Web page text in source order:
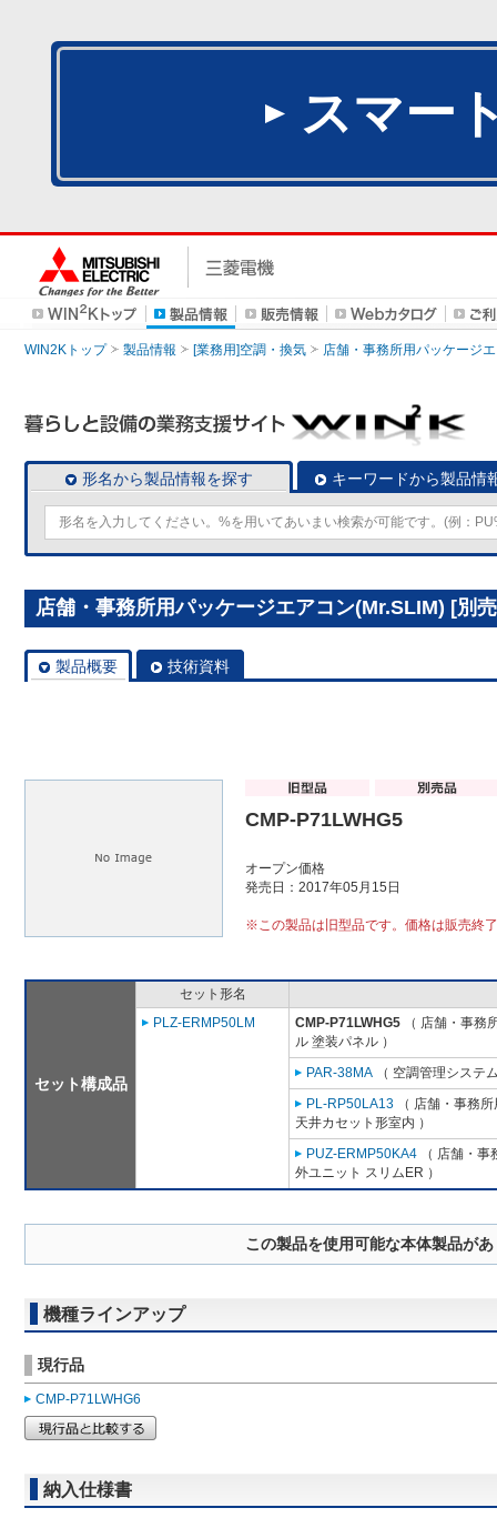
スマー
WIN2Kトップ 製品情報 [業務用]空調・換気 店舗・事務所用パッケージ
形名から製品情報を探す キーワードから製品情
店舗・事務所用パッケージエアコン(Mr.SLIM) [別
製品概要 技術資料
CMP-P71LWHG5
オープン価格
発売日：2017年05月15日
※この製品は旧型品です。価格は販売終
セット構成品
セット形名
PLZ-ERMP50LM
CMP-P71LWHG5 （ 店舗・事務
ル 塗装パネル ）
PAR-38MA （ 空調管理システ
PL-RP50LA13 （ 店舗・事務
天井カセット形室内 ）
PUZ-ERMP50KA4 （ 店舗・
外ユニット スリムER ）
この製品を使用可能な本体製品が
機種ラインアップ
現行品
CMP-P71LWHG6
納入仕様書